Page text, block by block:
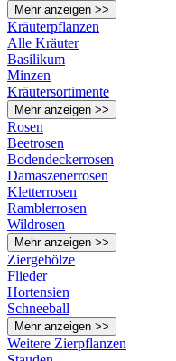
Mehr anzeigen >>
Kräuterpflanzen
Alle Kräuter
Basilikum
Minzen
Kräutersortimente
Mehr anzeigen >>
Rosen
Beetrosen
Bodendeckerrosen
Damaszenerrosen
Kletterrosen
Ramblerrosen
Wildrosen
Mehr anzeigen >>
Ziergehölze
Flieder
Hortensien
Schneeball
Mehr anzeigen >>
Weitere Zierpflanzen